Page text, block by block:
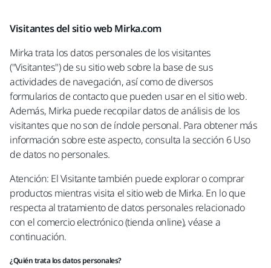
Visitantes del sitio web Mirka.com
Mirka trata los datos personales de los visitantes
("Visitantes") de su sitio web sobre la base de sus
actividades de navegación, así como de diversos
formularios de contacto que pueden usar en el sitio web.
Además, Mirka puede recopilar datos de análisis de los
visitantes que no son de índole personal. Para obtener más
información sobre este aspecto, consulta la sección 6 Uso
de datos no personales.
Atención: El Visitante también puede explorar o comprar
productos mientras visita el sitio web de Mirka. En lo que
respecta al tratamiento de datos personales relacionado
con el comercio electrónico (tienda online), véase a
continuación.
¿Quién trata los datos personales?